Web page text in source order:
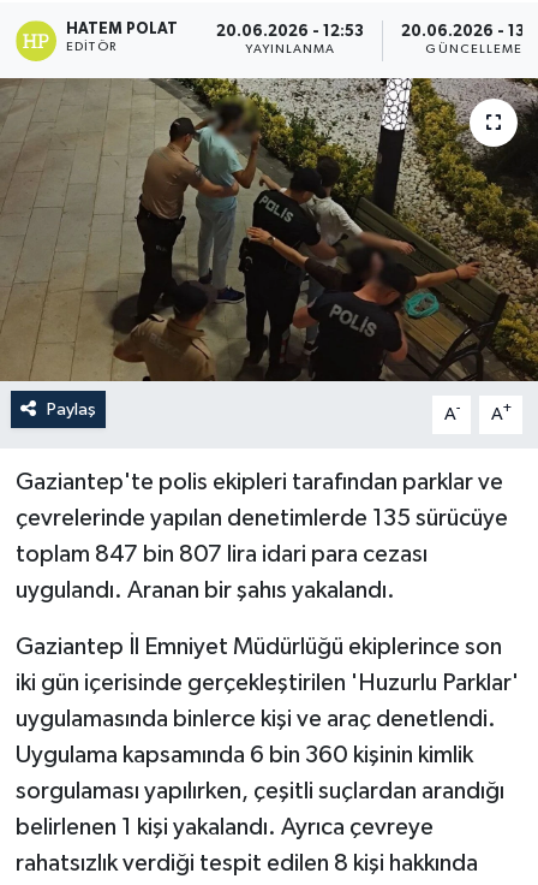
HATEM POLAT
EDITÖR
20.06.2026 - 12:53
YAYINLANMA
20.06.2026 -
GÜNCELLEME
Paylaş A- A+
Gaziantep'te polis ekipleri tarafından parklar ve
çevrelerinde yapılan denetimlerde 135 sürücüye
toplam 847 bin 807 lira idari para cezası
uygulandı. Aranan bir şahıs yakalandı.
Gaziantep İl Emniyet Müdürlüğü ekiplerince son
iki gün içerisinde gerçekleştirilen 'Huzurlu Parklar'
uygulamasında binlerce kişi ve araç denetlendi.
Uygulama kapsamında 6 bin 360 kişinin kimlik
sorgulaması yapılırken, çeşitli suçlardan arandığı
belirlenen 1 kişi yakalandı. Ayrıca çevreye
rahatsızlık verdiği tespit edilen 8 kişi hakkında